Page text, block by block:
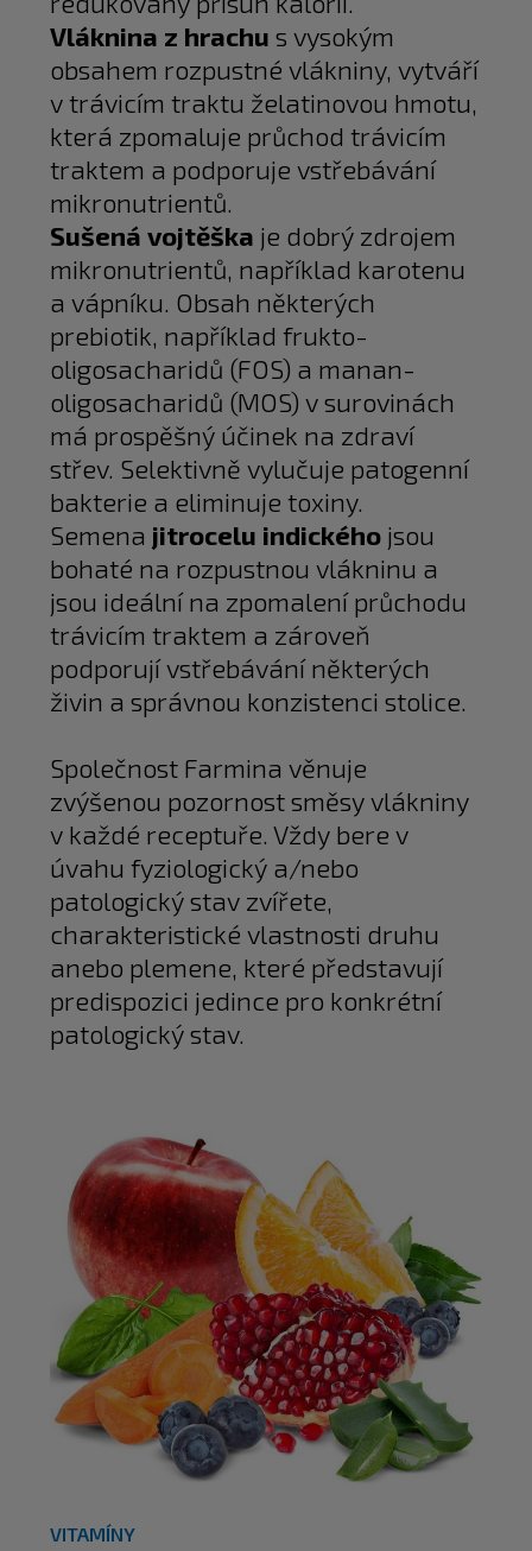
Vláknina z hrachu s vysokým
obsahem rozpustné vlákniny, vytváří
v trávicím traktu želatinovou hmotu,
která zpomaluje průchod trávicím
traktem a podporuje vstřebávání
mikronutrientů.
Sušená vojtěška je dobrý zdrojem
mikronutrientů, například karotenu
a vápníku. Obsah některých
prebiotik, například frukto-
oligosacharidů (FOS) a manan-
oligosacharidů (MOS) v surovinách
má prospěšný účinek na zdraví
střev. Selektivně vylučuje patogenní
bakterie a eliminuje toxiny.
Semena jitrocelu indického jsou
bohaté na rozpustnou vlákninu a
jsou ideální na zpomalení průchodu
trávicím traktem a zároveň
podporují vstřebávání některých
živin a správnou konzistenci stolice.
Společnost Farmina věnuje
zvýšenou pozornost směsy vlákniny
v každé receptuře. Vždy bere v
úvahu fyziologický a/nebo
patologický stav zvířete,
charakteristické vlastnosti druhu
anebo plemene, které představují
predispozici jedince pro konkrétní
patologický stav.
VITAMÍNY